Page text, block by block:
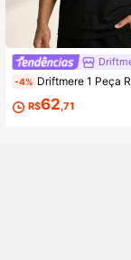
-4% Driftmere 1 Peça Regata Casual Masculina Sem Mangas com Gola Redonda, Estilo Versátil de Rua
R$62,71